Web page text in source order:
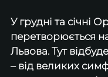
У грудні та січні
перетворюється
Львова. Тут
– від великих